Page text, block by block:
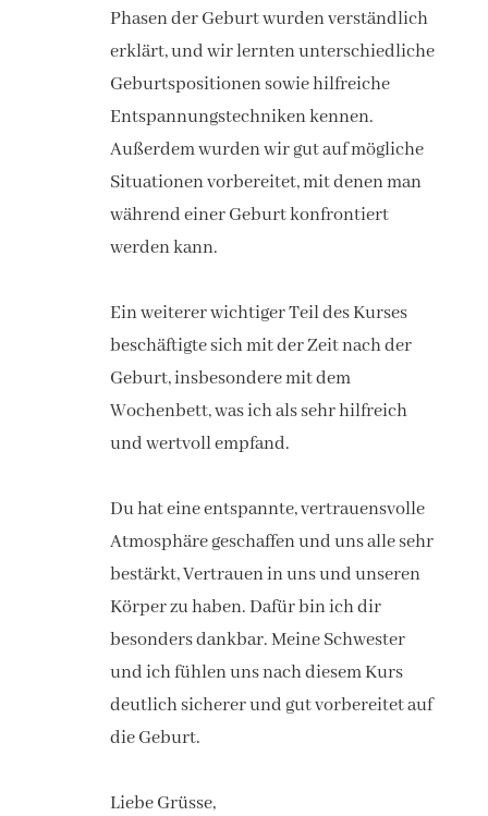
Phasen der Geburt wurden verständlich
erklärt, und wir lernten unterschiedliche
Geburtspositionen sowie hilfreiche
Entspannungstechniken kennen.
Außerdem wurden wir gut auf mögliche
Situationen vorbereitet, mit denen man
während einer Geburt konfrontiert
werden kann.
Ein weiterer wichtiger Teil des Kurses
beschäftigte sich mit der Zeit nach der
Geburt, insbesondere mit dem
Wochenbett, was ich als sehr hilfreich
und wertvoll empfand.
Du hat eine entspannte, vertrauensvolle
Atmosphäre geschaffen und uns alle sehr
bestärkt, Vertrauen in uns und unseren
Körper zu haben. Dafür bin ich dir
besonders dankbar. Meine Schwester
und ich fühlen uns nach diesem Kurs
deutlich sicherer und gut vorbereitet auf
die Geburt.
Liebe Grüsse,